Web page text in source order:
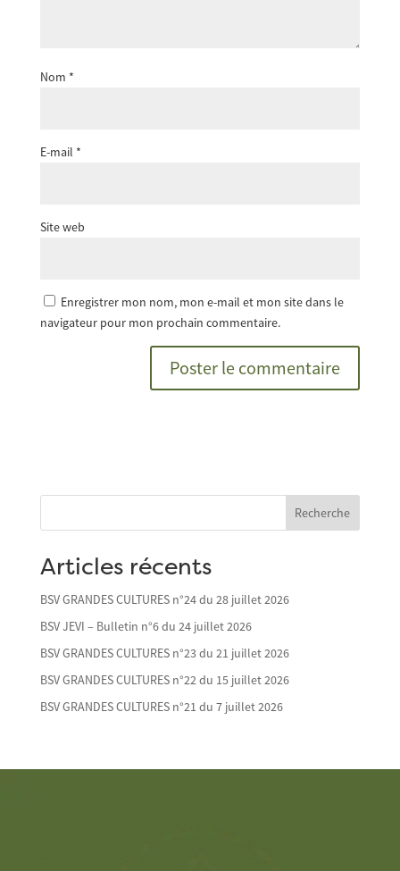
Nom *
E-mail *
Site web
Enregistrer mon nom, mon e-mail et mon site dans le
navigateur pour mon prochain commentaire.
Recherche
Articles récents
BSV GRANDES CULTURES n°24 du 28 juillet 2026
BSV JEVI – Bulletin n°6 du 24 juillet 2026
BSV GRANDES CULTURES n°23 du 21 juillet 2026
BSV GRANDES CULTURES n°22 du 15 juillet 2026
BSV GRANDES CULTURES n°21 du 7 juillet 2026